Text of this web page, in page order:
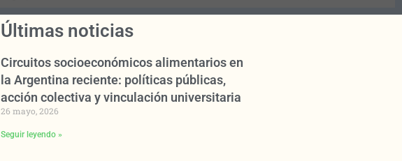
Últimas noticias
Circuitos socioeconómicos alimentarios en
la Argentina reciente: políticas públicas,
acción colectiva y vinculación universitaria
26 mayo, 2026
Seguir leyendo »